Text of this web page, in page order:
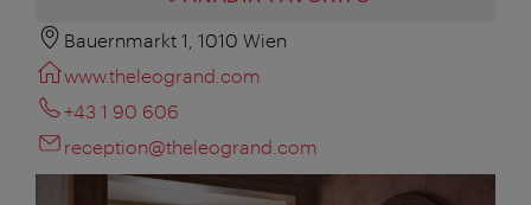
Bauernmarkt 1, 1010 Wien
www.theleogrand.com
+43 1 90 606
reception@theleogrand.com